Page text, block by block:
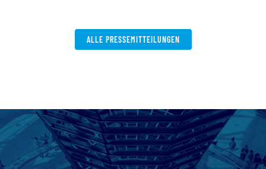
ALLE PRESSEMITTEILUNGEN